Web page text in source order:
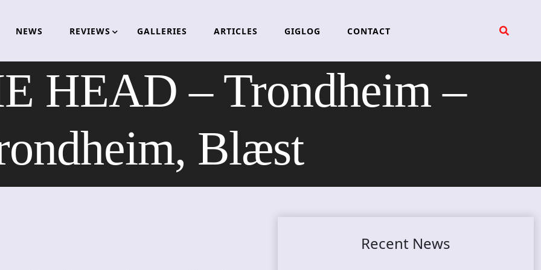
NEWS REVIEWS GALLERIES ARTICLES GIGLOG CONTACT
HEAD – Trondheim –
Blæst
Recent News